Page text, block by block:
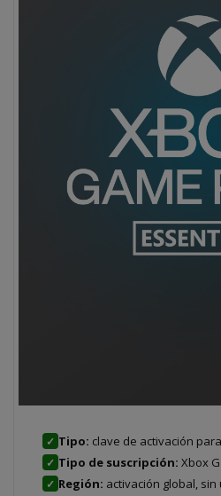
✓ Tipo: clave de activación
✓ Tipo de suscripción: Xbox
✓ Región: activación global, sin